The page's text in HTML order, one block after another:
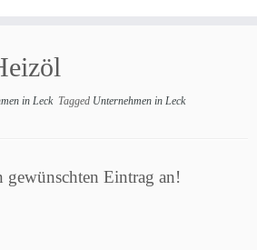
in Leck Tagged Unternehmen in Leck
Eintrag an!